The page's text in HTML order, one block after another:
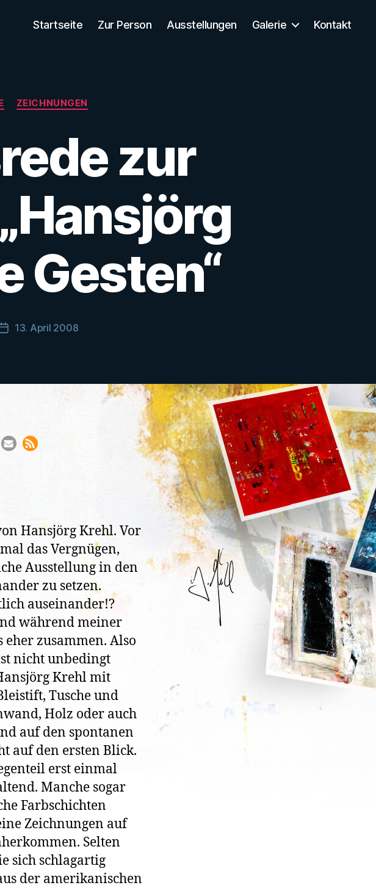
Startseite Zur Person Ausstellungen Galerie Kontakt
ZEICHNUNGEN
zur
Gesten“
Veröffentlichungsdatum
13. April 2008
Hansjörg Krehl. Vor
das Vergnügen,
Ausstellung in den
zu setzen.
auseinander!?
während meiner
eher zusammen. Also
nicht unbedingt
Krehl mit
Tusche und
Holz oder auch
auf den spontanen
auf den ersten Blick.
erst einmal
Manche sogar
Farbschichten
Zeichnungen auf
Selten
sich schlagartig
der amerikanischen